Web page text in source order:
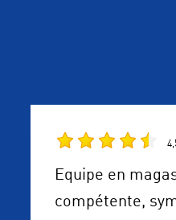
Equipe en
compétente,